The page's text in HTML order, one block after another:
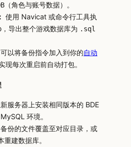
（角色与账号数据）。
使用 Navicat 或命令行工具执
，导出整个游戏数据库为 .sql
可以将备份指令加入到你的自动
现每次重启前自动打包。
服务器上安装相同版本的 BDE
环境。
份的文件覆盖至对应目录，或
重建数据库。